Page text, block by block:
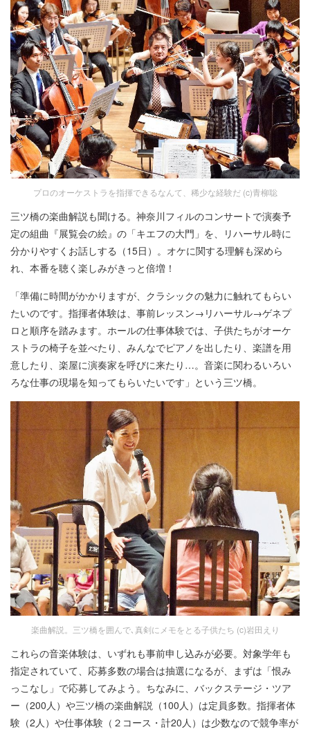
プロのオーケストラを指揮できるなんて、稀少な経験だ (c)青柳聡
三ツ橋の楽曲解説も聞ける。神奈川フィルのコンサートで演奏予
定の組曲『展覧会の絵』の「キエフの大門」を、リハーサル時に
分かりやすくお話しする（15日）。オケに関する理解も深めら
れ、本番を聴く楽しみがきっと倍増！
「準備に時間がかかりますが、クラシックの魅力に触れてもらい
たいのです。指揮者体験は、事前レッスン→リハーサル→ゲネプ
ロと順序を踏みます。ホールの仕事体験では、子供たちがオーケ
ストラの椅子を並べたり、みんなでピアノを出したり、楽譜を用
意したり、楽屋に演奏家を呼びに来たり…。音楽に関わるいろい
ろな仕事の現場を知ってもらいたいです」という三ツ橋。
楽曲解説。三ツ橋を囲んで､真剣にメモをとる子供たち (c)岩田えり
これらの音楽体験は、いずれも事前申し込みが必要。対象学年も
指定されていて、応募多数の場合は抽選になるが、まずは「恨み
っこなし」で応募してみよう。ちなみに、バックステージ・ツア
ー（200人）や三ツ橋の楽曲解説（100人）は定員多数。指揮者体
験（2人）や仕事体験（２コース・計20人）は少数なので競争率が